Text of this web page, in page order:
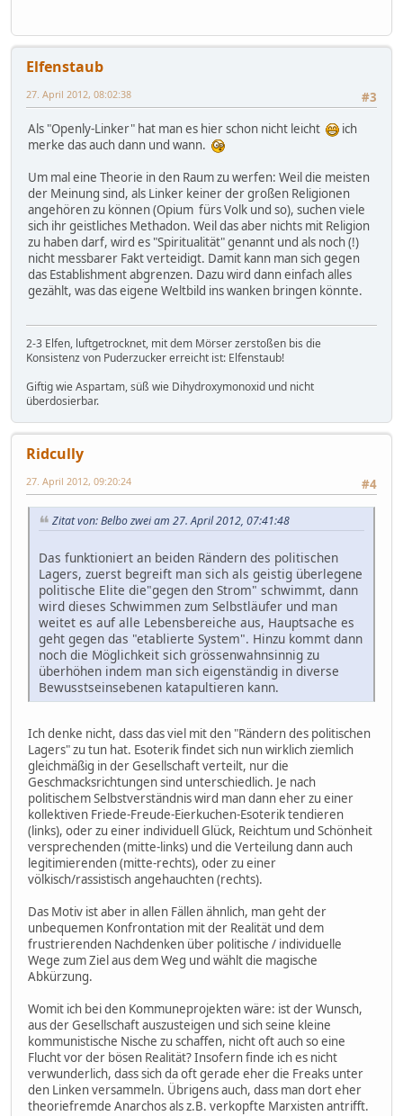
Elfenstaub
#3
27. April 2012, 08:02:38
Als "Openly-Linker" hat man es hier schon nicht leicht
ich
merke das auch dann und wann.
Um mal eine Theorie in den Raum zu werfen: Weil die meisten
der Meinung sind, als Linker keiner der großen Religionen
angehören zu können (Opium fürs Volk und so), suchen viele
sich ihr geistliches Methadon. Weil das aber nichts mit Religion
zu haben darf, wird es "Spiritualität" genannt und als noch (!)
nicht messbarer Fakt verteidigt. Damit kann man sich gegen
das Establishment abgrenzen. Dazu wird dann einfach alles
gezählt, was das eigene Weltbild ins wanken bringen könnte.
2-3 Elfen, luftgetrocknet, mit dem Mörser zerstoßen bis die
Konsistenz von Puderzucker erreicht ist: Elfenstaub!
Giftig wie Aspartam, süß wie Dihydroxymonoxid und nicht
überdosierbar.
Ridcully
#4
27. April 2012, 09:20:24
Zitat von: Belbo zwei am 27. April 2012, 07:41:48
Das funktioniert an beiden Rändern des politischen
Lagers, zuerst begreift man sich als geistig überlegene
politische Elite die"gegen den Strom" schwimmt, dann
wird dieses Schwimmen zum Selbstläufer und man
weitet es auf alle Lebensbereiche aus, Hauptsache es
geht gegen das "etablierte System". Hinzu kommt dann
noch die Möglichkeit sich grössenwahnsinnig zu
überhöhen indem man sich eigenständig in diverse
Bewusstseinsebenen katapultieren kann.
Ich denke nicht, dass das viel mit den "Rändern des politischen
Lagers" zu tun hat. Esoterik findet sich nun wirklich ziemlich
gleichmäßig in der Gesellschaft verteilt, nur die
Geschmacksrichtungen sind unterschiedlich. Je nach
politischem Selbstverständnis wird man dann eher zu einer
kollektiven Friede-Freude-Eierkuchen-Esoterik tendieren
(links), oder zu einer individuell Glück, Reichtum und Schönheit
versprechenden (mitte-links) und die Verteilung dann auch
legitimierenden (mitte-rechts), oder zu einer
völkisch/rassistisch angehauchten (rechts).
Das Motiv ist aber in allen Fällen ähnlich, man geht der
unbequemen Konfrontation mit der Realität und dem
frustrierenden Nachdenken über politische / individuelle
Wege zum Ziel aus dem Weg und wählt die magische
Abkürzung.
Womit ich bei den Kommuneprojekten wäre: ist der Wunsch,
aus der Gesellschaft auszusteigen und sich seine kleine
kommunistische Nische zu schaffen, nicht oft auch so eine
Flucht vor der bösen Realität? Insofern finde ich es nicht
verwunderlich, dass sich da oft gerade eher die Freaks unter
den Linken versammeln. Übrigens auch, dass man dort eher
theoriefremde Anarchos als z.B. verkopfte Marxisten antrifft.